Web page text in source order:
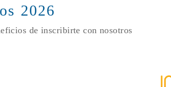
2026
de inscribirte con nosotros